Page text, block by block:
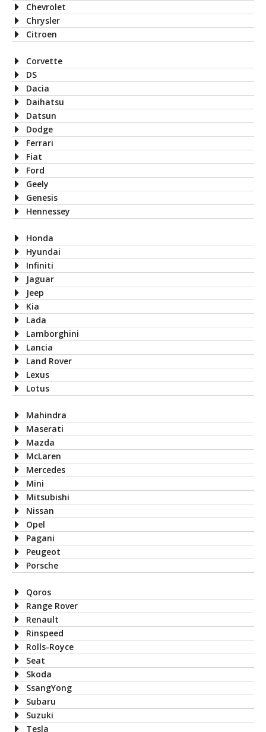
Chevrolet
Chrysler
Citroen
Corvette
DS
Dacia
Daihatsu
Datsun
Dodge
Ferrari
Fiat
Ford
Geely
Genesis
Hennessey
Honda
Hyundai
Infiniti
Jaguar
Jeep
Kia
Lada
Lamborghini
Lancia
Land Rover
Lexus
Lotus
Mahindra
Maserati
Mazda
McLaren
Mercedes
Mini
Mitsubishi
Nissan
Opel
Pagani
Peugeot
Porsche
Qoros
Range Rover
Renault
Rinspeed
Rolls-Royce
Seat
Skoda
SsangYong
Subaru
Suzuki
Tesla